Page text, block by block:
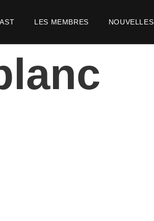
LES MEMBRES NOUVELLES